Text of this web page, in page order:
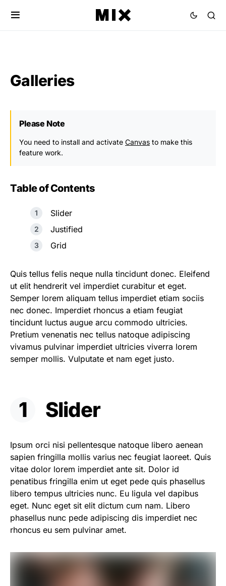
Galleries
Please Note
You need to install and activate Canvas to make this
feature work.
Table of Contents
Slider
Justified
Grid
Quis tellus felis neque nulla tincidunt donec. Eleifend
ut elit hendrerit vel imperdiet curabitur et eget.
Semper lorem aliquam tellus imperdiet etiam sociis
nec donec. Imperdiet rhoncus a etiam feugiat
tincidunt luctus augue arcu commodo ultricies.
Pretium venenatis nec tellus natoque adipiscing
vivamus pulvinar imperdiet ultricies viverra lorem
semper mollis. Vulputate et nam eget justo.
Slider
Ipsum orci nisi pellentesque natoque libero aenean
sapien fringilla mollis varius nec feugiat laoreet. Quis
vitae dolor lorem imperdiet ante sit. Dolor id
penatibus fringilla enim ut eget pede quis phasellus
libero tempus ultricies nunc. Eu ligula vel dapibus
eget. Nunc eget sit elit dictum cum nam. Libero
phasellus nunc pede adipiscing dis imperdiet nec
rhoncus eu sem pulvinar amet.